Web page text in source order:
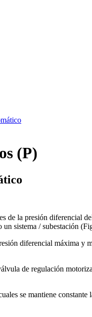
(P)
la presión diferencial
sistema / subestación
diferencial máxima y
de regulación
se mantiene